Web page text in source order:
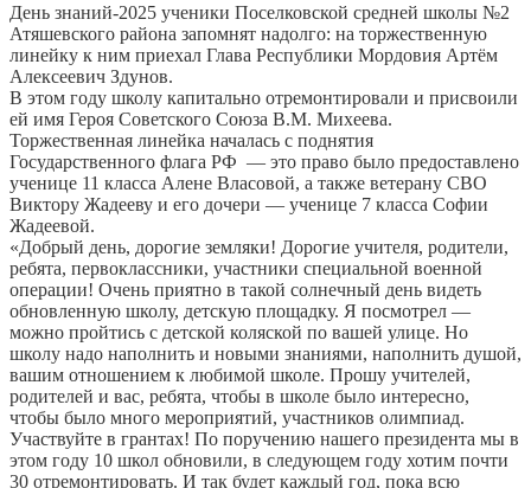
День знаний-2025 ученики Поселковской средней школы №2
Атяшевского района запомнят надолго: на торжественную
линейку к ним приехал Глава Республики Мордовия Артём
Алексеевич Здунов.
В этом году школу капитально отремонтировали и присвоили
ей имя Героя Советского Союза В.М. Михеева.
Торжественная линейка началась с поднятия
Государственного флага РФ — это право было предоставлено
ученице 11 класса Алене Власовой, а также ветерану СВО
Виктору Жадееву и его дочери — ученице 7 класса Софии
Жадеевой.
«Добрый день, дорогие земляки! Дорогие учителя, родители,
ребята, первоклассники, участники специальной военной
операции! Очень приятно в такой солнечный день видеть
обновленную школу, детскую площадку. Я посмотрел —
можно пройтись с детской коляской по вашей улице. Но
школу надо наполнить и новыми знаниями, наполнить душой,
вашим отношением к любимой школе. Прошу учителей,
родителей и вас, ребята, чтобы в школе было интересно,
чтобы было много мероприятий, участников олимпиад.
Участвуйте в грантах! По поручению нашего президента мы в
этом году 10 школ обновили, в следующем году хотим почти
30 отремонтировать. И так будет каждый год, пока всю